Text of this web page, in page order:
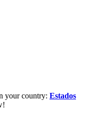
your country: Estados